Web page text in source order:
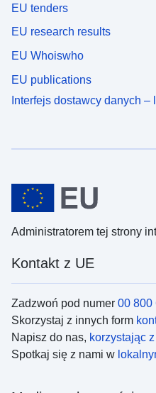
EU tenders
EU research results
EU Whoiswho
EU publications
Interfejs dostawcy danych –
Administratorem tej strony
Kontakt z UE
Zadzwoń pod numer 00 800
Skorzystaj z innych form
Napisz do nas, korzystając
Spotkaj się z nami w